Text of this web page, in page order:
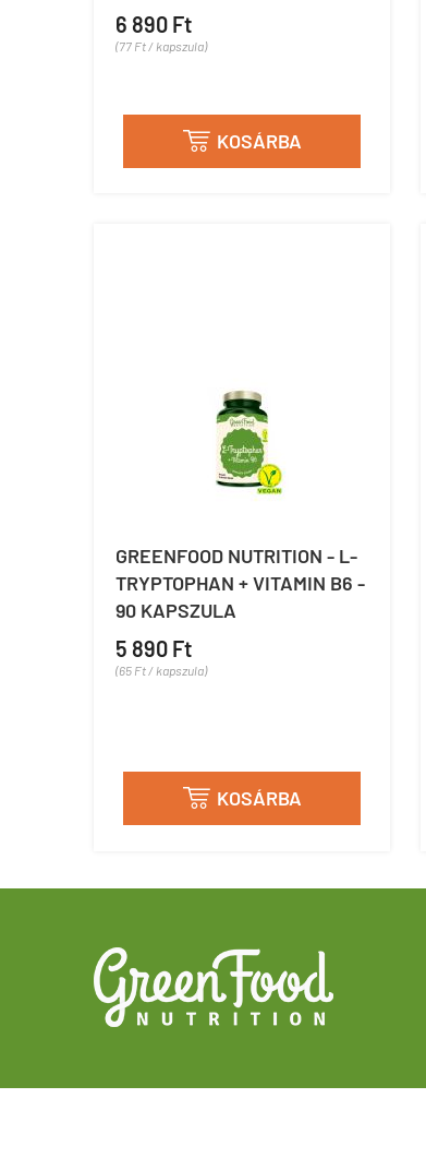
6 890 Ft
(77 Ft / kapszula)
 KOSÁRBA
GREENFOOD NUTRITION - L-
TRYPTOPHAN + VITAMIN B6 -
90 KAPSZULA
5 890 Ft
(65 Ft / kapszula)
 KOSÁRBA